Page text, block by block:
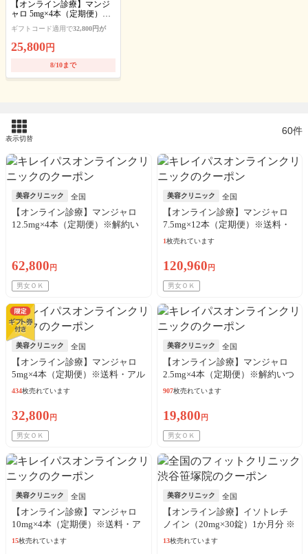
【オンライン診療】マンジ
ャロ 5mg×4本（定期便）※
送料・アルコール綿・診察
料込
ギフトコード適用で32,800円が
25,800 円
8/10まで
表示切替
60件
美容クリニック 全国
【オンライン診療】マンジャロ
12.5mg×4本（定期便）※解約い
62,800 円
男女ＯＫ
美容クリニック 全国
【オンライン診療】マンジャロ
7.5mg×12本（定期便）※送料・
アルコール綿・診察料込
1枚売れています
120,960 円
男女ＯＫ
美容クリニック 全国
【オンライン診療】マンジャロ
5mg×4本（定期便）※送料・アル
コール綿・診察料込
434枚売れています
32,800 円
男女ＯＫ
美容クリニック 全国
【オンライン診療】マンジャロ
2.5mg×4本（定期便）※解約いつ
でも可能！
907枚売れています
19,800 円
男女ＯＫ
美容クリニック 全国
【オンライン診療】マンジャロ
10mg×4本（定期便）※送料・ア
ルコール綿・診察料込
15枚売れています
美容クリニック 全国
【オンライン診療】イソトレチ
ノイン（20mg×30錠）1か月分 ※
診察料、送料込込
13枚売れています